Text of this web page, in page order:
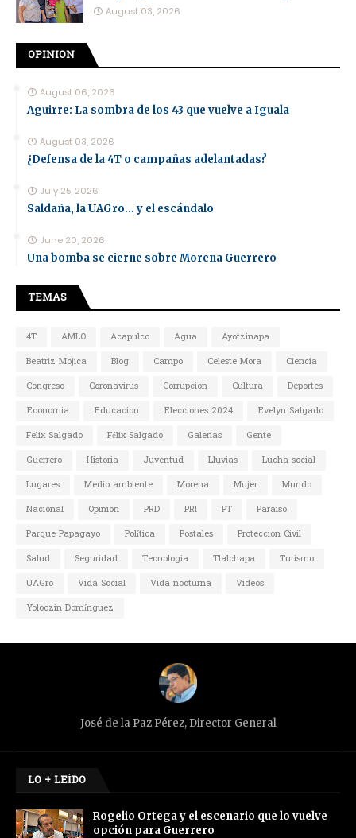
August 03, 2026
OPINION
August 06, 2026
Aguirre: La sombra de los 43 que vuelve a Iguala
August 03, 2026
¿Defensa de la 4T o campañas adelantadas?
July 25, 2026
Saldaña, la UAGro... y el escándalo
June 20, 2026
Una bomba se cierne sobre Morena Guerrero
TEMAS
4T AMLO Acapulco Agua
Ayotzinapa
Beatriz Mojica
Blog Campo Celeste Mora
Ciencia
Congreso
Coronavirus Corrupcion Cultura
Deportes
Economia
Educacion Elecciones 2024
Evelyn Salgado
Felix Salgado
Félix Salgado Galerias
Gente
Guerrero
Historia Juventud Lluvias
Lucha social
Lugares
Medio ambiente Morena Mujer
Mundo
Nacional
Opinion PRD PRI PT
Paraiso
Parque Papagayo
Política Postales
Proteccion Civil
Salud
Seguridad Tecnologia Tlalchapa
Turismo
UAGro
Vida Social Vida nocturna
Videos
Yoloczin Domínguez
José de la Paz Pérez, Director General
LO + LEÍDO
Rogelio Ortega y el escenario que lo vuelve
opción para Guerrero